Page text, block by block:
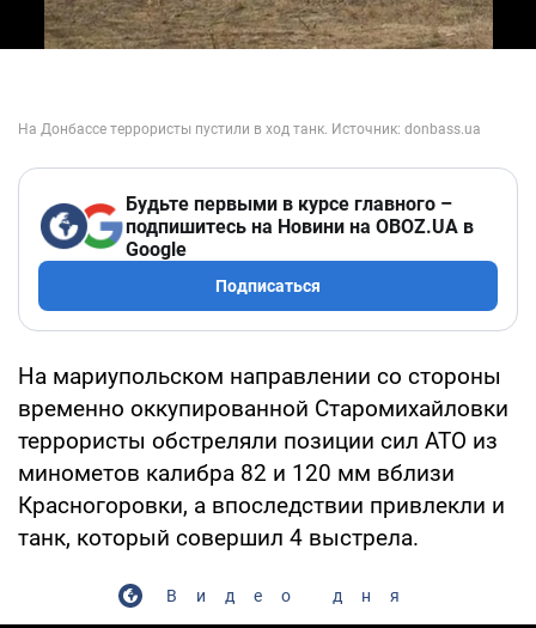
Будьте первыми в курсе главного –
подпишитесь на Новини на OBOZ.UA в
Google
Подписаться
На мариупольском направлении со стороны
временно оккупированной Старомихайловки
террористы обстреляли позиции сил АТО из
минометов калибра 82 и 120 мм вблизи
Красногоровки, а впоследствии привлекли и
танк, который совершил 4 выстрела.
Видео дня